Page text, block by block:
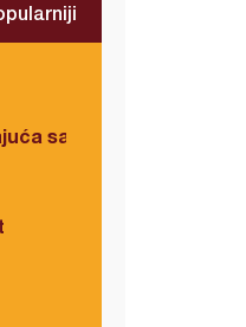
salata